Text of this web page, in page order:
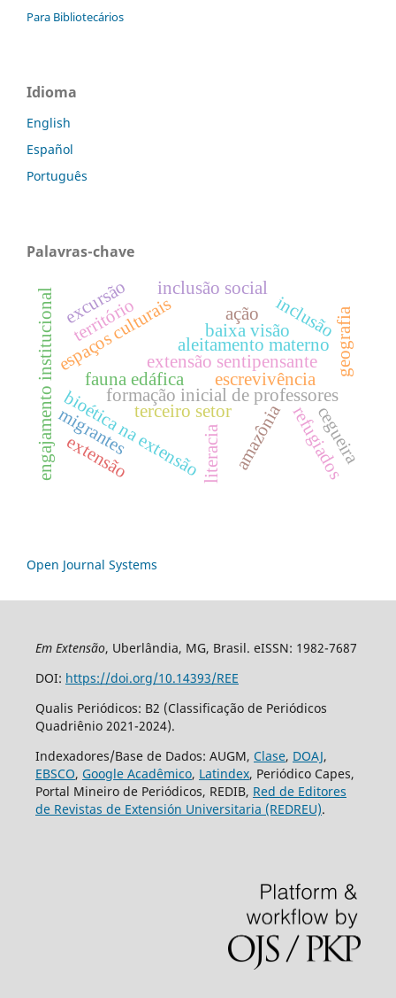
Para Bibliotecários
Idioma
English
Español
Português
Palavras-chave
espaços culturais
formação inicial de professores
amazônia
fauna edáfica
terceiro setor
engajamento institucional extensão sentipensante
território
bioética na extensão
aleitamento materno
refugiados
migrantes cegueira
baixa visão
inclusão social
literacia
ação inclusão
extensão
escrevivência
geografia
excursão
Open Journal Systems
Em Extensão, Uberlândia, MG, Brasil. eISSN: 1982-7687
DOI: https://doi.org/10.14393/REE
Qualis Periódicos: B2 (Classificação de Periódicos
Quadriênio 2021-2024).
Indexadores/Base de Dados: AUGM, Clase, DOAJ,
EBSCO, Google Acadêmico, Latindex, Periódico Capes,
Portal Mineiro de Periódicos, REDIB, Red de Editores
de Revistas de Extensión Universitaria (REDREU).